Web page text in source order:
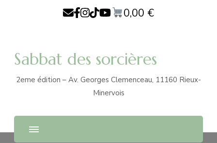
0,00 €
Sabbat des sorcières
2eme édition – Av. Georges Clemenceau, 11160 Rieux-
Minervois